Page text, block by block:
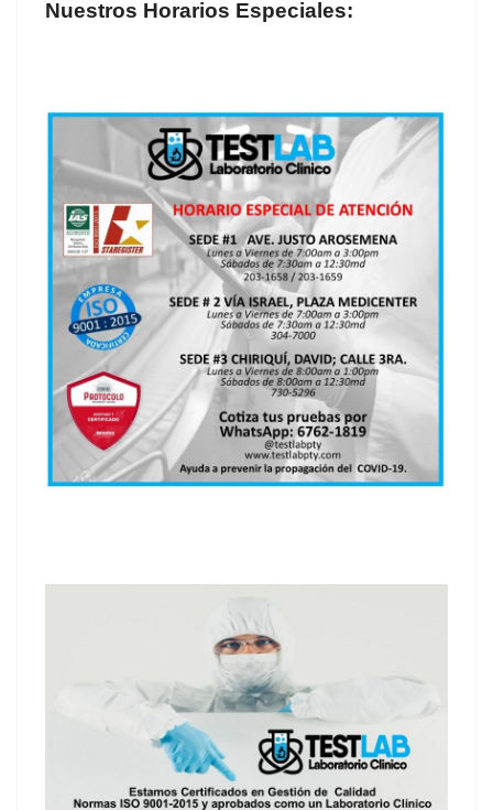
Nuestros Horarios Especiales: